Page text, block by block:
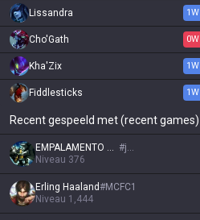
Lissandra 1W
Cho'Gath 0W
Kha'Zix 1W
Fiddlesticks 1W
Recent gespeeld met (recent games)
EMPALAMENTO KING #jew
Niveau 376
Erling Haaland#MCFC1
Niveau 1,444